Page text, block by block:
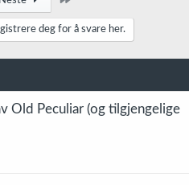
deg for å svare her.
Old Peculiar (og tilgjengelige